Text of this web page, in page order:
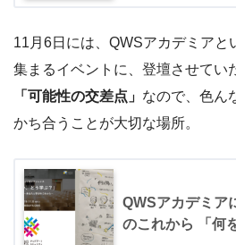
11月6日には、QWSアカデミアと
集まるイベントに、登壇させてい
「可能性の交差点」 なので、色ん
かち合うことが大切な場所。
QWSアカデミア
のこれから 「何